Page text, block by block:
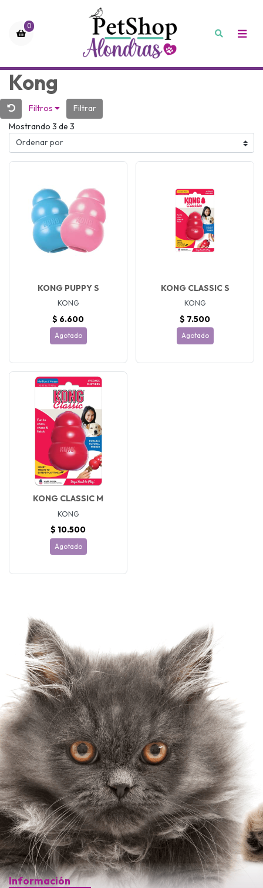
0
Kong
Filtros
Filtrar
Mostrando 3 de 3
KONG PUPPY S
KONG
$ 6.600
Agotado
KONG CLASSIC S
KONG
$ 7.500
Agotado
KONG CLASSIC M
KONG
$ 10.500
Agotado
Información